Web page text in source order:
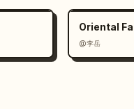
Oriental
@李岳